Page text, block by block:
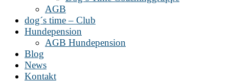
AGB
dog´s time – Club
Hundepension
AGB Hundepension
Blog
News
Kontakt